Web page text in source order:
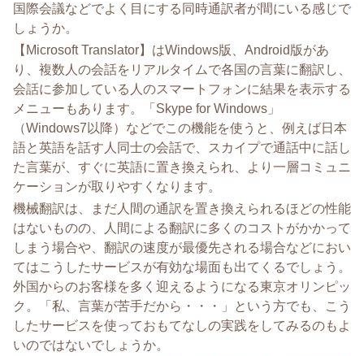
国際会議などでよく目にする同時通訳者が間にいる感じで
しょうか。
【Microsoft Translator】はWindows版、 Android版があ
り、 複数人の会話をリアルタイムで各国の言葉に翻訳し、
会話に参加している人のスマートフォンに結果を表示する
メニュー もあります。「Skype for Windows」
（Windows7以降） などでこの機能を使うと、 例えば日本
語と英語を話す人同士の会話で、
スカイプで通話中に話し
た言葉が、すぐに英語に置き換えられ、
より一層コミュニ
ケーションが取りやすくなります。
機械翻訳は、
まだ人間の通訳を置き換えられるほどの性能
はないものの、
人間による翻訳に多くのコストがかかって
しまう場合や、 翻訳の速度が最優先される場合などにおい
てはこうしたサービスが有効な場面も出てくるでしょう。
外国からのお客様を多く迎えるようになる東京オリンピッ
ク。「 私、言葉が苦手だから・・・」という方でも、
こう
したサービスを使っておもてなしの実践をしてみるのもよ
いのではないでしょうか。